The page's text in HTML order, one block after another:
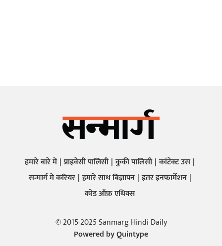
हमारे बारे में प्राइवेसी पालिसी कुकी पालिसी कांटेक्ट उस
सन्मार्ग में करियर हमारे साथ बिज्ञापन इतर इनफार्मेशन
कोड ऑफ़ एथिक्स
© 2015-2025 Sanmarg Hindi Daily
Powered byQuintype